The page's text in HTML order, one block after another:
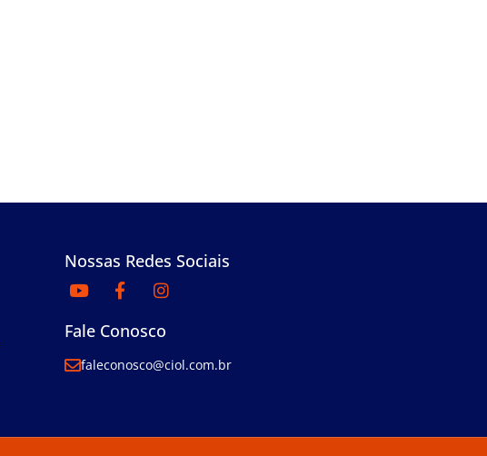
Nossas Redes Sociais
Fale Conosco
faleconosco@ciol.com.br